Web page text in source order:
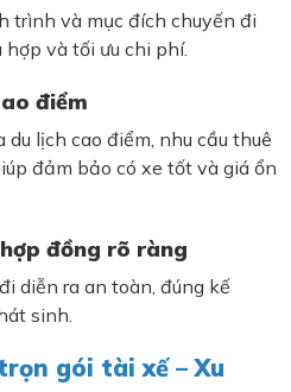
trình và mục đích chuyến đi
và tối ưu chi phí.
điểm
du lịch cao điểm, nhu cầu thuê
đảm bảo có xe tốt và giá ổn
đồng rõ ràng
diễn ra an toàn, đúng kế
sinh.
gói tài xế – Xu